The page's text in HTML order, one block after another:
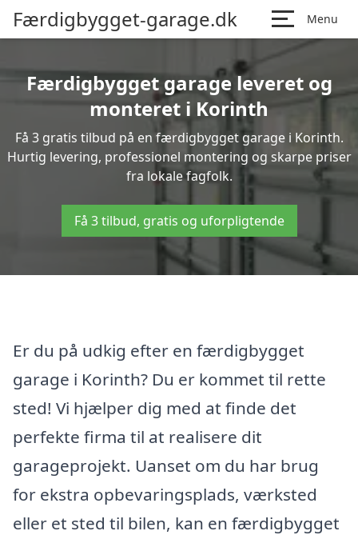
Færdigbygget-garage.dk Menu
Færdigbygget garage leveret og
monteret i Korinth
Få 3 gratis tilbud på en færdigbygget garage i Korinth.
Hurtig levering, professionel montering og skarpe priser
fra lokale fagfolk.
Få 3 tilbud, gratis og uforpligtende
Er du på udkig efter en færdigbygget
garage i Korinth? Du er kommet til rette
sted! Vi hjælper dig med at finde det
perfekte firma til at realisere dit
garageprojekt. Uanset om du har brug
for ekstra opbevaringsplads, værksted
eller et sted til bilen, kan en færdigbygget